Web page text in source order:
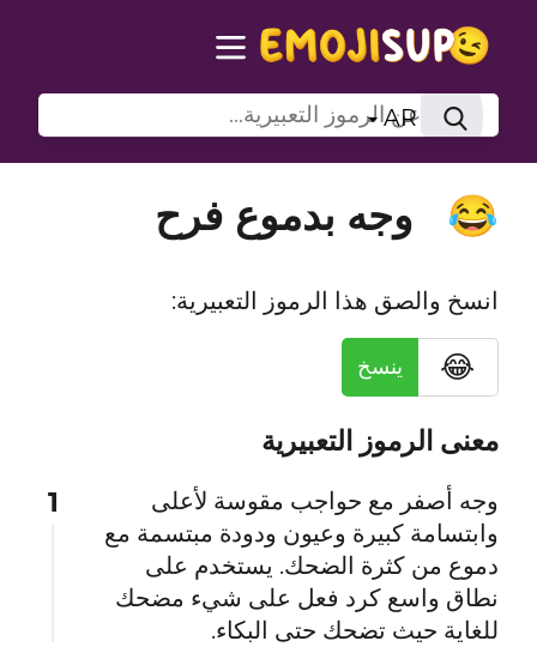
AR
😂 وجه بدموع فرح
انسخ والصق هذا الرموز التعبيرية:
😂 ينسخ
معنى الرموز التعبيرية
1
وجه أصفر مع حواجب مقوسة لأعلى
وابتسامة كبيرة وعيون ودودة مبتسمة مع
دموع من كثرة الضحك. يستخدم على
نطاق واسع كرد فعل على شيء مضحك
للغاية حيث تضحك حتى البكاء.